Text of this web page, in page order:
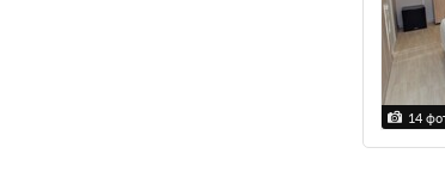
14